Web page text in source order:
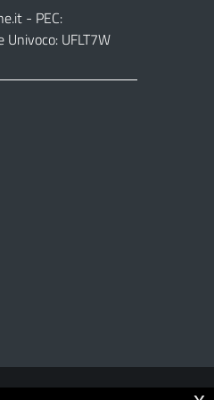
- PEC:
UFLT7W